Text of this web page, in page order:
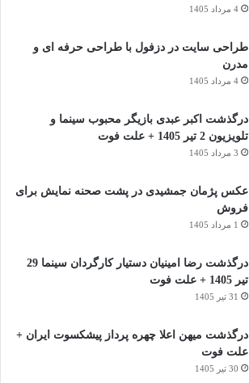
4 مرداد 1405
طراحی سایت در دزفول با طراحی حرفه‌ ای و
مدرن
4 مرداد 1405
درگذشت اکبر عبدی بازیگر محبوب سینما و
تلویزیون 2 تیر 1405 + علت فوت
3 مرداد 1405
عکس پژمان جمشیدی در پشت صحنه نمایش برای
فروش
1 مرداد 1405
درگذشت رضا امینیان دستیار کارگردان سینما 29
تیر 1405 + علت فوت
31 تیر 1405
درگذشت میهن اعلا چهره پرداز پیشکسوت ایران +
علت فوت
30 تیر 1405